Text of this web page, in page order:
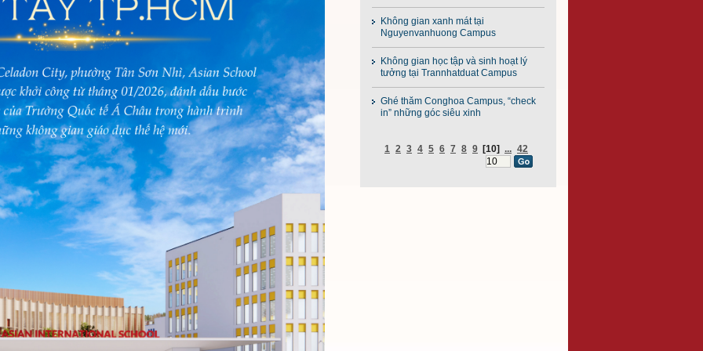
Không gian xanh mát tại
Nguyenvanhuong Campus
Không gian học tập và sinh hoạt lý
tưởng tại Trannhatduat Campus
Ghé thăm Conghoa Campus, “check
in” những góc siêu xinh
1 2 3 4 5 6 7 8 9 [10] ... 42